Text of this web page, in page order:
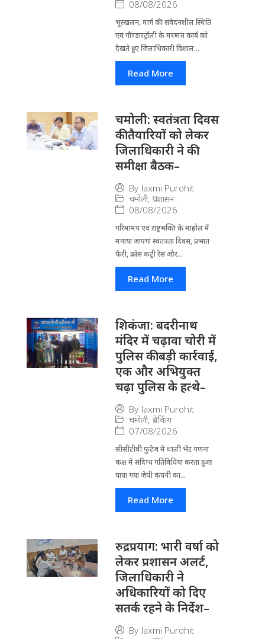
08/08/2026
भूस्खलन, मार्ग की संवेदनशील स्थिति
एवं गौण्डारट्रॉली के मरम्मत कार्य को
देखते हुए जिलाधिकारी विशाल...
Read More
चमोली: स्वतंत्रता दिवस
की तैयारियों को लेकर
जिलाधिकारी ने की
समीक्षा बैठक–
By laxmi Purohit
चमोली, प्रशासन
08/08/2026
गरिमामय एवं राष्ट्रभक्ति के माहौल में
मनाया जाएगा स्वतंत्रता दिवस, प्रभात
फेरी, क्रॉस कंट्री रेस और...
Read More
​शिकंजा: बदरीनाथ
मंदिर में चढ़ावा चोरी में
पुलिस की बड़ी कार्रवाई,
एक और अभियुक्त
चढ़ा पुलिस के हत्थे–
By laxmi Purohit
चमोली, ब्रेकिंग
07/08/2026
सीसीटीवी फुटेज में थाली भेंट गणना
कक्ष में संदिग्ध गतिविधियां करता हुआ
पाया गया जेपी कंपनी का...
Read More
रुद्रप्रयाग: भारी वर्षा को
लेकर प्रशासन अलर्ट,
जिलाधिकारी ने
अधिकारियों को दिए
सतर्क रहने के निर्देश–
By laxmi Purohit